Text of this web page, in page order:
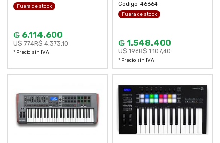
Fuera de stock
₲ 6.114.600
U$ 774R$ 4.373,10
* Precio sin IVA
Código: 46664
Fuera de stock
₲ 1.548.400
U$ 196R$ 1.107,40
* Precio sin IVA